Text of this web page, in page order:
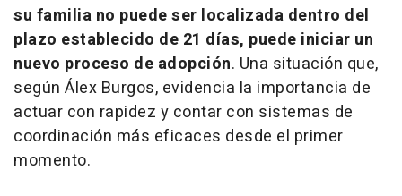
su familia no puede ser localizada dentro del
plazo establecido de 21 días, puede iniciar un
nuevo proceso de adopción. Una situación que,
según Álex Burgos, evidencia la importancia de
actuar con rapidez y contar con sistemas de
coordinación más eficaces desde el primer
momento.